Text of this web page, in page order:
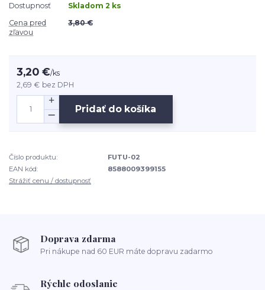
Dostupnosť
Skladom 2 ks
Cena pred
zľavou
3,80 €
3,20 €/ks
2,69 € bez DPH
Pridať do košíka
Číslo produktu:
FUTU-02
EAN kód:
8588009399155
Strážiť cenu / dostupnosť
Doprava zdarma
Pri nákupe nad 60 EUR máte dopravu zadarmo
Rýchle odoslanie